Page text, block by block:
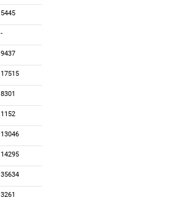
5445
-
9437
17515
8301
1152
13046
14295
35634
3261